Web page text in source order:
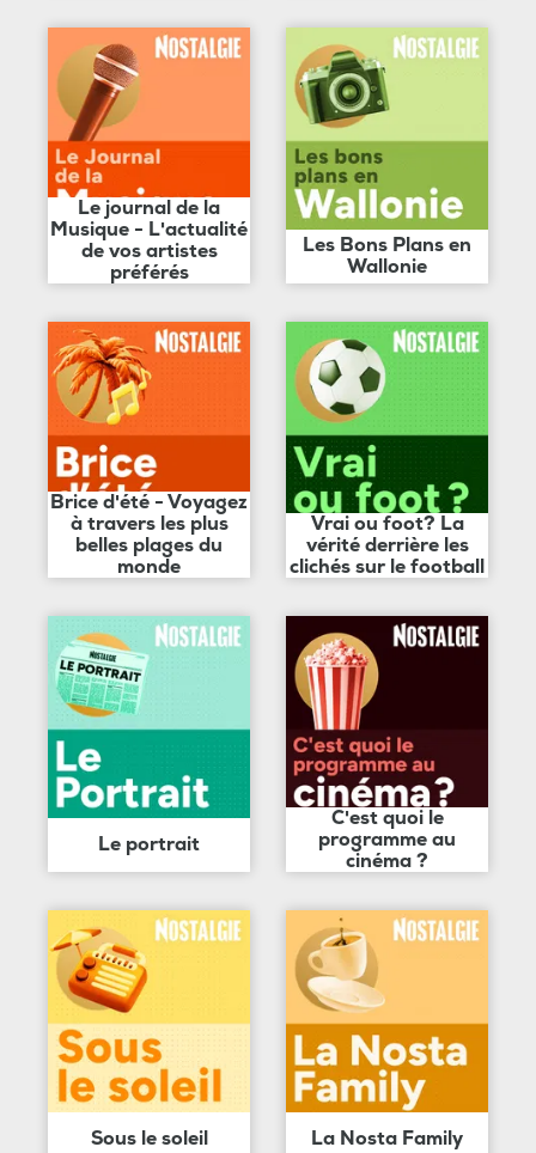
Le journal de la
Musique - L'actualité
de vos artistes
préférés
Les Bons Plans en
Wallonie
Brice d'été - Voyagez
à travers les plus
belles plages du
monde
Vrai ou foot? La
vérité derrière les
clichés sur le football
Le portrait
C'est quoi le
programme au
cinéma ?
Sous le soleil La Nosta Family